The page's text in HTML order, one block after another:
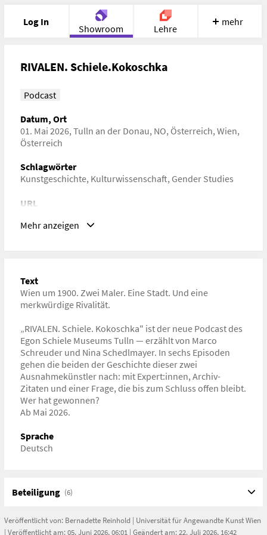
Log In
Showroom Lehre
Portfolio Image Cloud
mehr
RIVALEN. Schiele.Kokoschka
Podcast
Datum, Ort
01. Mai 2026, Tulln an der Donau, NO, Österreich, Wien,
Österreich
Schlagwörter
Kunstgeschichte, Kulturwissenschaft, Gender Studies
URL
Mehr anzeigen
Text
Wien um 1900. Zwei Maler. Eine Stadt. Und eine
merkwürdige Rivalität.
„RIVALEN. Schiele. Kokoschka" ist der neue Podcast des
Egon Schiele Museums Tulln — erzählt von Marco
Schreuder und Nina Schedlmayer. In sechs Episoden
gehen die beiden der Geschichte dieser zwei
Ausnahmekünstler nach: mit Expert:innen, Archiv-
Zitaten und einer Frage, die bis zum Schluss offen bleibt.
Wer hat gewonnen?
Ab Mai 2026.
Sprache
Deutsch
Beteiligung (6)
Veröffentlicht von: Bernadette Reinhold | Universität für Angewandte Kunst Wien
| Veröffentlicht am: 05. Juni 2026, 06:01 | Geändert am: 22. Juli 2026, 16:42